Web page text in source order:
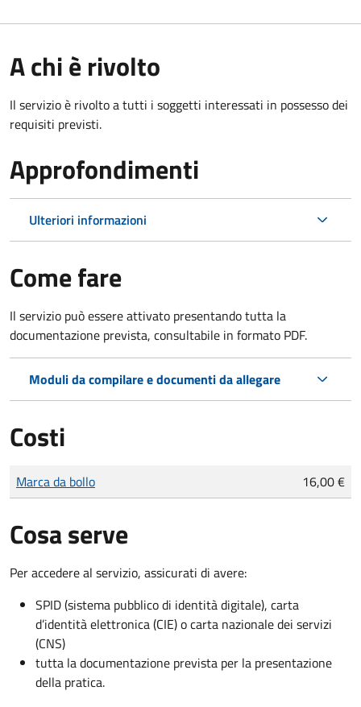
A chi è rivolto
Il servizio è rivolto a tutti i soggetti interessati in possesso dei
requisiti previsti.
Approfondimenti
Ulteriori informazioni
Come fare
Il servizio può essere attivato presentando tutta la
documentazione prevista, consultabile in formato PDF.
Moduli da compilare e documenti da allegare
Costi
Tipo di pagamento
Importo
Marca da bollo 16,00 €
Cosa serve
Per accedere al servizio, assicurati di avere:
SPID (sistema pubblico di identità digitale), carta
d’identità elettronica (CIE) o carta nazionale dei servizi
(CNS)
tutta la documentazione prevista per la presentazione
della pratica.